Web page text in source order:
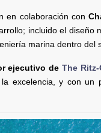
en colaboración con
incluido el diseño
marina dentro del
ejecutivo de The
excelencia, y con